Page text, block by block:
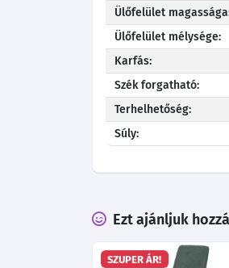
Ülőfelület
Ülőfelület mélysége:
Karfás:
Szék forgatható:
Terhelhetőség:
Súly:
Ezt ajánljuk
SZUPER ÁR!